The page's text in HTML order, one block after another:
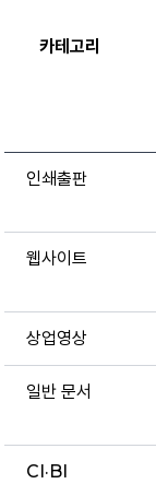
카테고리
인쇄출판
웹사이트
상업영상
일반 문서
CI·BI